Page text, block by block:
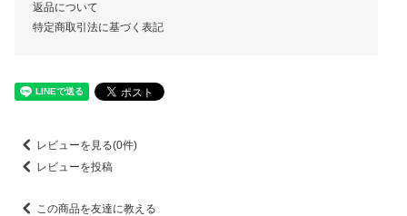
返品について
特定商取引法に基づく表記
レビューを見る(0件)
レビューを投稿
この商品を友達に教える